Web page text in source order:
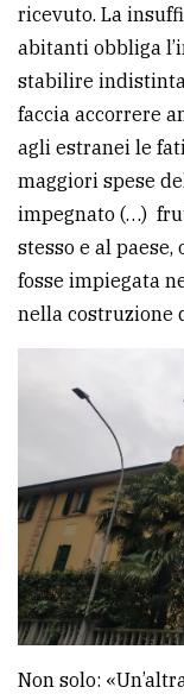
ricevuto. La
abitanti obbliga
stabilire
faccia accorrere
agli estranei le
maggiori spese
impegnato (…)
stesso e al
fosse impiegata
nella costruzione
Non solo: